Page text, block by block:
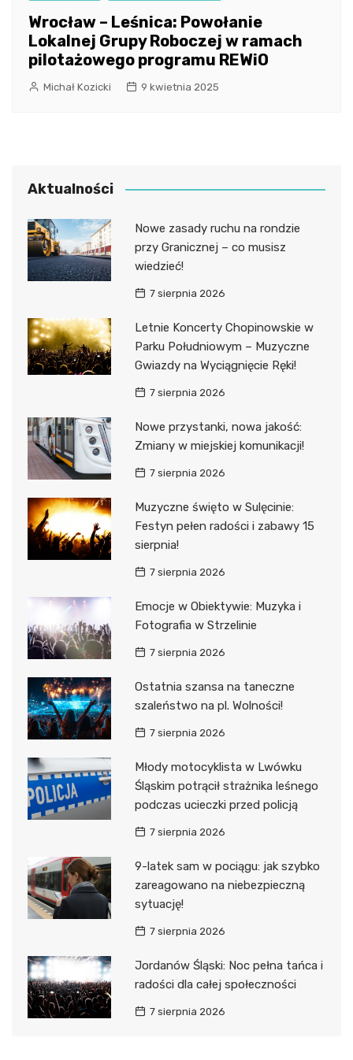
Wrocław – Leśnica: Powołanie
Lokalnej Grupy Roboczej w ramach
pilotażowego programu REWiO
Michał Kozicki 9 kwietnia 2025
Aktualności
Nowe zasady ruchu na rondzie
przy Granicznej – co musisz
wiedzieć!
7 sierpnia 2026
Letnie Koncerty Chopinowskie w
Parku Południowym – Muzyczne
Gwiazdy na Wyciągnięcie Ręki!
7 sierpnia 2026
Nowe przystanki, nowa jakość:
Zmiany w miejskiej komunikacji!
7 sierpnia 2026
Muzyczne święto w Sulęcinie:
Festyn pełen radości i zabawy 15
sierpnia!
7 sierpnia 2026
Emocje w Obiektywie: Muzyka i
Fotografia w Strzelinie
7 sierpnia 2026
Ostatnia szansa na taneczne
szaleństwo na pl. Wolności!
7 sierpnia 2026
Młody motocyklista w Lwówku
Śląskim potrącił strażnika leśnego
podczas ucieczki przed policją
7 sierpnia 2026
9-latek sam w pociągu: jak szybko
zareagowano na niebezpieczną
sytuację!
7 sierpnia 2026
Jordanów Śląski: Noc pełna tańca i
radości dla całej społeczności
7 sierpnia 2026